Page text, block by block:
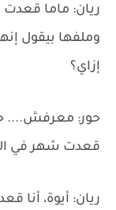
ريان: ماما
وملفها بيقول
إزاي؟
حور: معرفش....
قعدت شهر في
ريان: أيوة، أنا